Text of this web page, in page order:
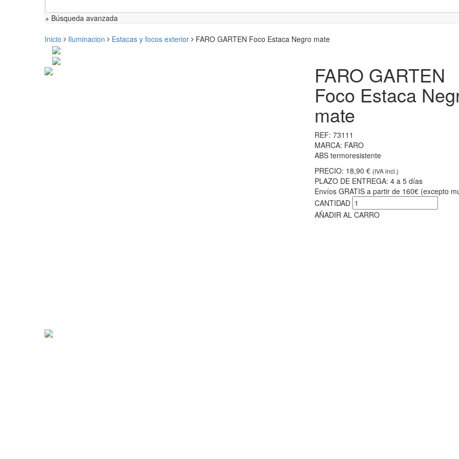
+ Búsqueda avanzada
Inicio Iluminacion Estacas y focos exterior FARO GARTEN Foco Estaca Negro mate
FARO GARTEN
Foco Estaca
mate
REF: 73111
MARCA: FARO
ABS termoresistente
PRECIO: 18,90 € (IVA incl.)
PLAZO DE ENTREGA: 4 a 5 días
Envíos GRATIS a partir de 160€ (excepto
CANTIDAD
AÑADIR AL CARRO